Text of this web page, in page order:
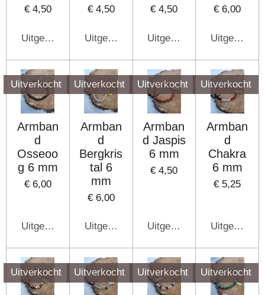
€ 4,50
Uitgeschakeld
€ 4,50
Uitgeschakeld
€ 4,50
Uitgeschakeld
€ 6,00
Uitverkocht
Armban
d
Osseoo
g 6 mm
€ 6,00
Uitgeschakeld
Uitverkocht
Armban
d
Bergkris
tal 6
mm
€ 6,00
Uitgeschakeld
Uitverkocht
Armban
d Jaspis
6 mm
€ 4,50
Uitgeschakeld
Uitverkocht
Armban
d
Chakra
6 mm
€ 5,25
Uitverkocht Uitverkocht Uitverkocht Uitverkocht